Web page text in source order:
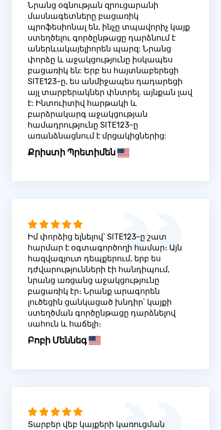
Նրանց օգնության զրուցարանի
մասնագետները բացառիկ
պրոֆեսիոնալ են, ինչը տպավորիչ կայք
ստեղծելու գործընթացը դարձնում է
աներևակայելիորեն պարզ: Նրանց
փորձը և աջակցությունը իսկապես
բացառիկ են: Երբ ես հայտնաբերեցի
SITE123-ը, ես անմիջապես դադարեցի
այլ տարբերակներ փնտրել. այնքան լավ
է: Ինտուիտիվ հարթակի և
բարձրակարգ աջակցության
համադրությունը SITE123-ը
առանձնացնում է մրցակիցներից:
Քրիստի Պրետիմեն
Իմ փորձից ելնելով՝ SITE123-ը շատ
հարմար է օգտագործողի համար։ Այն
հազվագյուտ դեպքերում, երբ ես
դժվարությունների էի հանդիպում,
նրանց առցանց աջակցությունը
բացառիկ էր։ Նրանք արագորեն
լուծեցին ցանկացած խնդիր՝ կայքի
ստեղծման գործընթացը դարձնելով
սահուն և հաճելի։
Բոբի Մեննեգ
Տարբեր վեբ կայքերի կառուցման